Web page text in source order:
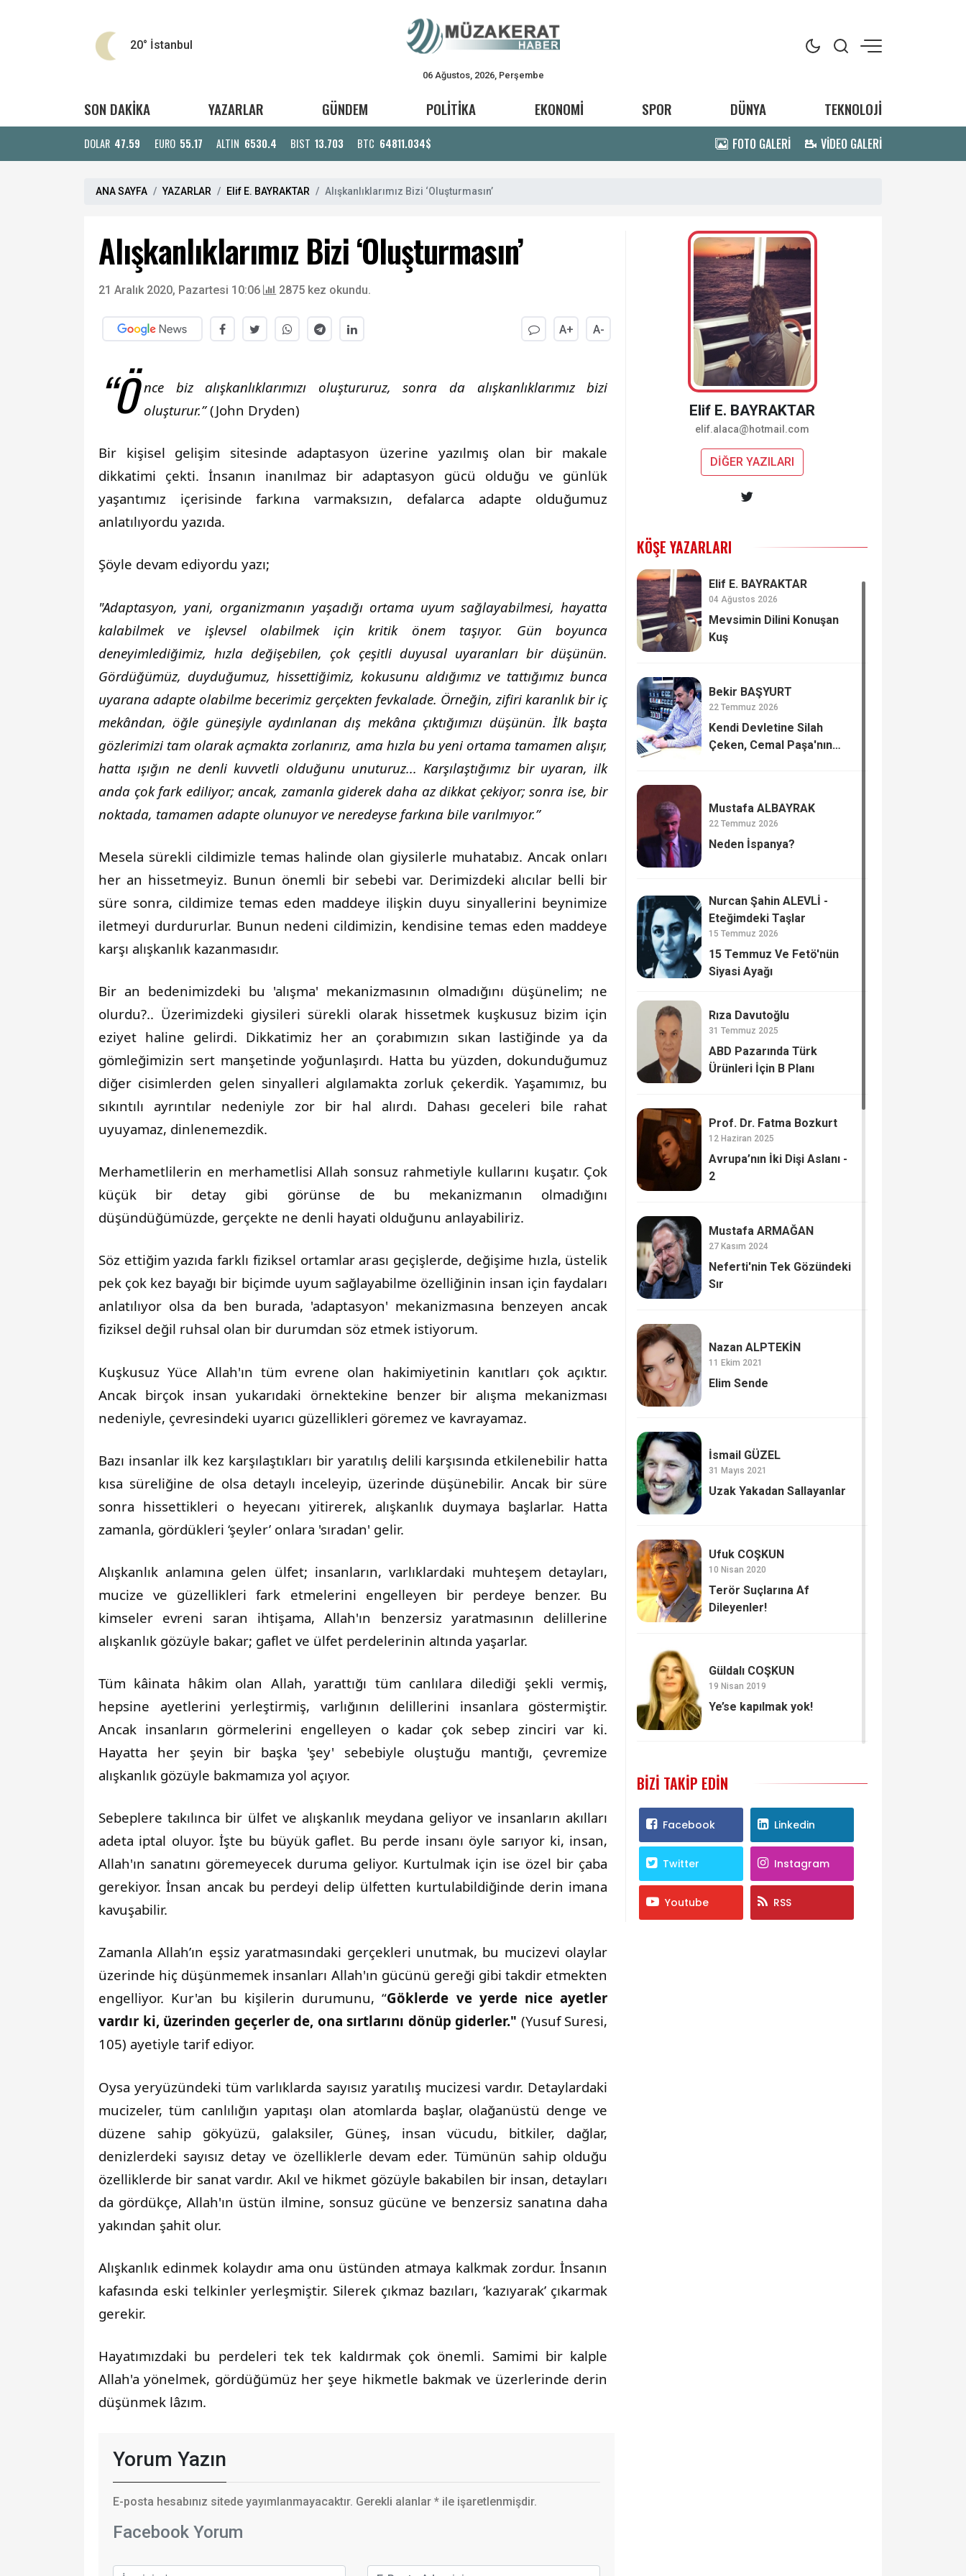
20° İstanbul
06 Ağustos, 2026, Perşembe
SON DAKİKA YAZARLAR GÜNDEM POLİTİKA EKONOMİ SPOR DÜNYA TEKNOLOJİ
DOLAR 47.59 EURO 55.17 ALTIN 6530.4 BIST 13.703 BTC 64811.034$ FOTO GALERİ VİDEO GALERİ
ANA SAYFA YAZARLAR Elif E. BAYRAKTAR Alışkanlıklarımız Bizi ‘Oluşturmasın’
Alışkanlıklarımız Bizi ‘Oluşturmasın’
21 Aralık 2020, Pazartesi 10:06 2875 kez okundu.
A+ A-
“Ö nce biz alışkanlıklarımızı oluştururuz, sonra da alışkanlıklarımız bizi
oluşturur.”(John Dryden)
Bir kişisel gelişim sitesinde adaptasyon üzerine yazılmış olan bir makale
dikkatimi çekti. İnsanın inanılmaz bir adaptasyon gücü olduğu ve günlük
yaşantımız içerisinde farkına varmaksızın, defalarca adapte olduğumuz
anlatılıyordu yazıda.
Şöyle devam ediyordu yazı;
"Adaptasyon, yani, organizmanın yaşadığı ortama uyum sağlayabilmesi, hayatta
kalabilmek ve işlevsel olabilmek için kritik önem taşıyor. Gün boyunca
deneyimlediğimiz, hızla değişebilen, çok çeşitli duyusal uyaranları bir düşünün.
Gördüğümüz, duyduğumuz, hissettiğimiz, kokusunu aldığımız ve tattığımız bunca
uyarana adapte olabilme becerimiz gerçekten fevkalade. Örneğin, zifiri karanlık bir iç
mekândan, öğle güneşiyle aydınlanan dış mekâna çıktığımızı düşünün. İlk başta
gözlerimizi tam olarak açmakta zorlanırız, ama hızla bu yeni ortama tamamen alışır,
hatta ışığın ne denli kuvvetli olduğunu unuturuz... Karşılaştığımız bir uyaran, ilk
anda çok fark ediliyor; ancak, zamanla giderek daha az dikkat çekiyor; sonra ise, bir
noktada, tamamen adapte olunuyor ve neredeyse farkına bile varılmıyor.”
Mesela sürekli cildimizle temas halinde olan giysilerle muhatabız. Ancak onları
her an hissetmeyiz. Bunun önemli bir sebebi var. Derimizdeki alıcılar belli bir
süre sonra, cildimize temas eden maddeye ilişkin duyu sinyallerini beynimize
iletmeyi durdururlar. Bunun nedeni cildimizin, kendisine temas eden maddeye
karşı alışkanlık kazanmasıdır.
Bir an bedenimizdeki bu 'alışma' mekanizmasının olmadığını düşünelim; ne
olurdu?.. Üzerimizdeki giysileri sürekli olarak hissetmek kuşkusuz bizim için
eziyet haline gelirdi. Dikkatimiz her an çorabımızın sıkan lastiğinde ya da
gömleğimizin sert manşetinde yoğunlaşırdı. Hatta bu yüzden, dokunduğumuz
diğer cisimlerden gelen sinyalleri algılamakta zorluk çekerdik. Yaşamımız, bu
sıkıntılı ayrıntılar nedeniyle zor bir hal alırdı. Dahası geceleri bile rahat
uyuyamaz, dinlenemezdik.
Merhametlilerin en merhametlisi Allah sonsuz rahmetiyle kullarını kuşatır. Çok
küçük bir detay gibi görünse de bu mekanizmanın olmadığını
düşündüğümüzde, gerçekte ne denli hayati olduğunu anlayabiliriz.
Söz ettiğim yazıda farklı fiziksel ortamlar arası geçişlerde, değişime hızla, üstelik
pek çok kez bayağı bir biçimde uyum sağlayabilme özelliğinin insan için faydaları
anlatılıyor olsa da ben burada, 'adaptasyon' mekanizmasına benzeyen ancak
fiziksel değil ruhsal olan bir durumdan söz etmek istiyorum.
Kuşkusuz Yüce Allah'ın tüm evrene olan hakimiyetinin kanıtları çok açıktır.
Ancak birçok insan yukarıdaki örnektekine benzer bir alışma mekanizması
nedeniyle, çevresindeki uyarıcı güzellikleri göremez ve kavrayamaz.
Bazı insanlar ilk kez karşılaştıkları bir yaratılış delili karşısında etkilenebilir hatta
kısa süreliğine de olsa detaylı inceleyip, üzerinde düşünebilir. Ancak bir süre
sonra hissettikleri o heyecanı yitirerek, alışkanlık duymaya başlarlar. Hatta
zamanla, gördükleri ‘şeyler’ onlara 'sıradan' gelir.
Alışkanlık anlamına gelen ülfet; insanların, varlıklardaki muhteşem detayları,
mucize ve güzellikleri fark etmelerini engelleyen bir perdeye benzer. Bu
kimseler evreni saran ihtişama, Allah'ın benzersiz yaratmasının delillerine
alışkanlık gözüyle bakar; gaflet ve ülfet perdelerinin altında yaşarlar.
Tüm kâinata hâkim olan Allah, yarattığı tüm canlılara dilediği şekli vermiş,
hepsine ayetlerini yerleştirmiş, varlığının delillerini insanlara göstermiştir.
Ancak insanların görmelerini engelleyen o kadar çok sebep zinciri var ki.
Hayatta her şeyin bir başka 'şey' sebebiyle oluştuğu mantığı, çevremize
alışkanlık gözüyle bakmamıza yol açıyor.
Sebeplere takılınca bir ülfet ve alışkanlık meydana geliyor ve insanların akılları
adeta iptal oluyor. İşte bu büyük gaflet. Bu perde insanı öyle sarıyor ki, insan,
Allah'ın sanatını göremeyecek duruma geliyor. Kurtulmak için ise özel bir çaba
gerekiyor. İnsan ancak bu perdeyi delip ülfetten kurtulabildiğinde derin imana
kavuşabilir.
Zamanla Allah’ın eşsiz yaratmasındaki gerçekleri unutmak, bu mucizevi olaylar
üzerinde hiç düşünmemek insanları Allah'ın gücünü gereği gibi takdir etmekten
engelliyor. Kur'an bu kişilerin durumunu, “Göklerde ve yerde nice ayetler
vardır ki, üzerinden geçerler de, ona sırtlarını dönüp giderler." (Yusuf Suresi,
105) ayetiyle tarif ediyor.
Oysa yeryüzündeki tüm varlıklarda sayısız yaratılış mucizesi vardır. Detaylardaki
mucizeler, tüm canlılığın yapıtaşı olan atomlarda başlar, olağanüstü denge ve
düzene sahip gökyüzü, galaksiler, Güneş, insan vücudu, bitkiler, dağlar,
denizlerdeki sayısız detay ve özelliklerle devam eder. Tümünün sahip olduğu
özelliklerde bir sanat vardır. Akıl ve hikmet gözüyle bakabilen bir insan, detayları
da gördükçe, Allah'ın üstün ilmine, sonsuz gücüne ve benzersiz sanatına daha
yakından şahit olur.
Alışkanlık edinmek kolaydır ama onu üstünden atmaya kalkmak zordur. İnsanın
kafasında eski telkinler yerleşmiştir. Silerek çıkmaz bazıları, ‘kazıyarak’ çıkarmak
gerekir.
Hayatımızdaki bu perdeleri tek tek kaldırmak çok önemli. Samimi bir kalple
Allah'a yönelmek, gördüğümüz her şeye hikmetle bakmak ve üzerlerinde derin
düşünmek lâzım.
Yorum Yazın
E-posta hesabınız sitede yayımlanmayacaktır. Gerekli alanlar * ile işaretlenmişdir.
Facebook Yorum
Elif E. BAYRAKTAR
elif.alaca@hotmail.com
DİĞER YAZILARI
KÖŞE YAZARLARI
Elif E. BAYRAKTAR
04 Ağustos 2026
Mevsimin Dilini Konuşan
Kuş
Bekir BAŞYURT
22 Temmuz 2026
Kendi Devletine Silah
Çeken, Cemal Paşa'nın
Mustafa ALBAYRAK
22 Temmuz 2026
Neden İspanya?
Nurcan Şahin ALEVLİ -
Eteğimdeki Taşlar
15 Temmuz 2026
15 Temmuz Ve Fetö'nün
Siyasi Ayağı
Rıza Davutoğlu
31 Temmuz 2025
ABD Pazarında Türk
Ürünleri İçin B Planı
Prof. Dr. Fatma Bozkurt
12 Haziran 2025
Avrupa’nın İki Dişi Aslanı -
2
Mustafa ARMAĞAN
27 Kasım 2024
Neferti'nin Tek Gözündeki
Sır
Nazan ALPTEKİN
11 Ekim 2021
Elim Sende
İsmail GÜZEL
31 Mayıs 2021
Uzak Yakadan Sallayanlar
Ufuk COŞKUN
10 Nisan 2020
Terör Suçlarına Af
Dileyenler!
Güldalı COŞKUN
19 Nisan 2019
Ye’se kapılmak yok!
BIZI TAKIP EDIN
Facebook Linkedin
Twitter Instagram
Youtube RSS